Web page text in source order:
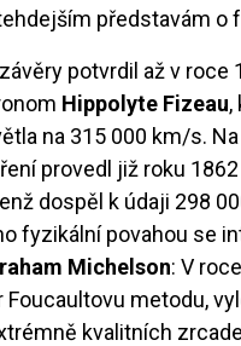
představám o
potvrdil až v
Hippolyte Fizeau,
na 315 000 km/s.
provedl již roku
dospěl k údaji 298
fyzikální povahou se
Michelson: V
Foucaultovu metodu,
kvalitních